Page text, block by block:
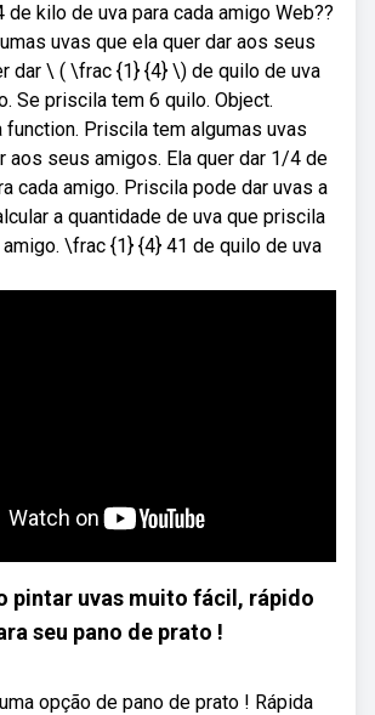
de kilo de uva para cada amigo Web??
uvas que ela quer dar aos seus
dar \ ( \frac {1} {4} \) de quilo de uva
Se priscila tem 6 quilo. Object.
function. Priscila tem algumas uvas
aos seus amigos. Ela quer dar 1/4 de
cada amigo. Priscila pode dar uvas a
a quantidade de uva que priscila
amigo. \frac {1} {4} 41 de quilo de uva
pintar uvas muito fácil, rápido
seu pano de prato !
opção de pano de prato ! Rápida